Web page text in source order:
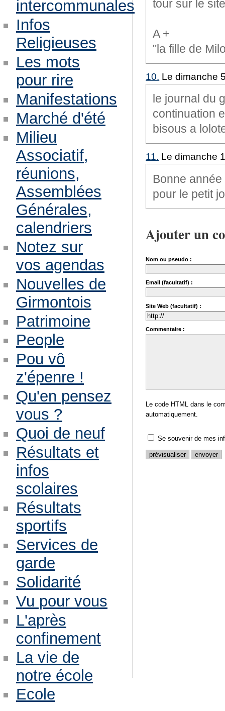
tour sur le
A +
"la fille de
10. Le dimanche
le journal du
continuation
bisous a
11. Le dimanche
Bonne
pour le petit
Ajouter un
Nom ou pseudo :
Email (facultatif) :
Site Web (facultatif) :
Commentaire :
Le code HTML dans le
automatiquement.
Se souvenir de mes
intercommunales
Infos
Religieuses
Les mots
pour rire
Manifestations
Marché d'été
Milieu
Associatif,
réunions,
Assemblées
Générales,
calendriers
Notez sur
vos agendas
Nouvelles de
Girmontois
Patrimoine
People
Pou vô
z'épenre !
Qu'en pensez
vous ?
Quoi de neuf
Résultats et
infos
scolaires
Résultats
sportifs
Services de
garde
Solidarité
Vu pour vous
L'après
confinement
La vie de
notre école
Ecole